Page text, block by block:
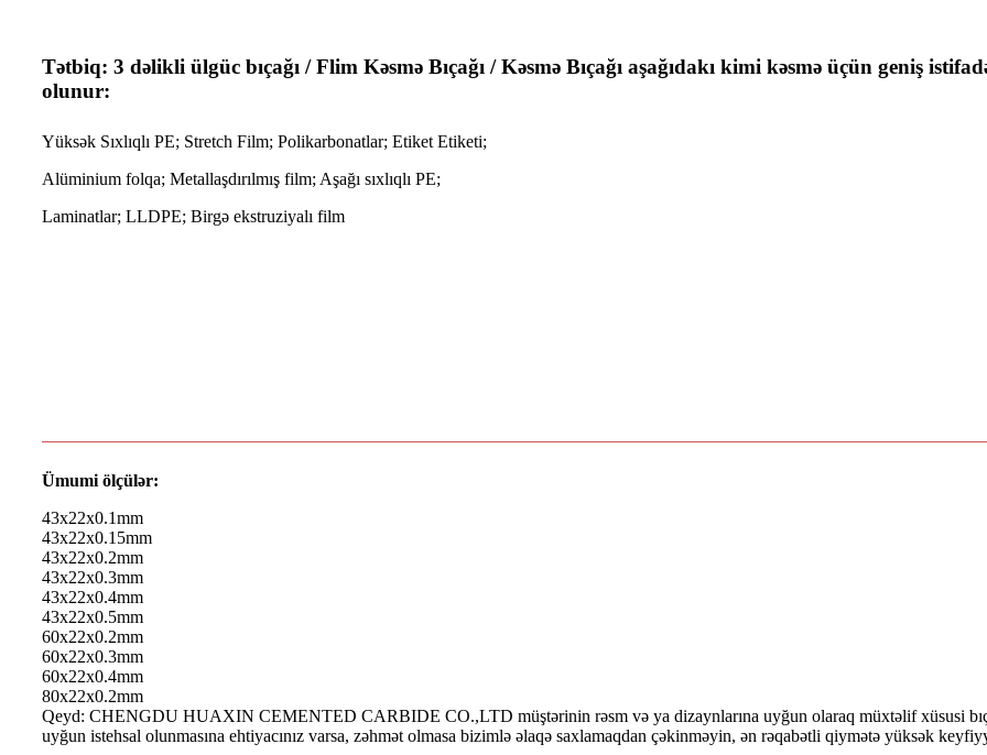
Tətbiq: 3 dəlikli ülgüc bıçağı / Flim Kəsmə Bıçağı / Kəsmə Bıçağı aşağıdakı kimi kəsmə üçün geniş
olunur:
Yüksək Sıxlıqlı PE; Stretch Film; Polikarbonatlar; Etiket Etiketi;
Alüminium folqa; Metallaşdırılmış film; Aşağı sıxlıqlı PE;
Laminatlar; LLDPE; Birgə ekstruziyalı film
Ümumi ölçülər:
43x22x0.1mm
43x22x0.15mm
43x22x0.2mm
43x22x0.3mm
43x22x0.4mm
43x22x0.5mm
60x22x0.2mm
60x22x0.3mm
60x22x0.4mm
80x22x0.2mm
Qeyd: CHENGDU HUAXIN CEMENTED CARBIDE CO.,LTD müştərinin rəsm və ya dizaynlarına uyğun olaraq müxtəlif xüsusi
uyğun istehsal olunmasına ehtiyacınız varsa, zəhmət olmasa bizimlə əlaqə saxlamaqdan çəkinməyin, ən rəqabətli qiymətə yüksək